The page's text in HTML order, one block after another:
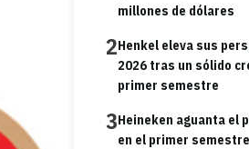
millones de dólares
2Henkel eleva sus
2026 tras un sólido
primer semestre
3Heineken aguanta el
en el primer